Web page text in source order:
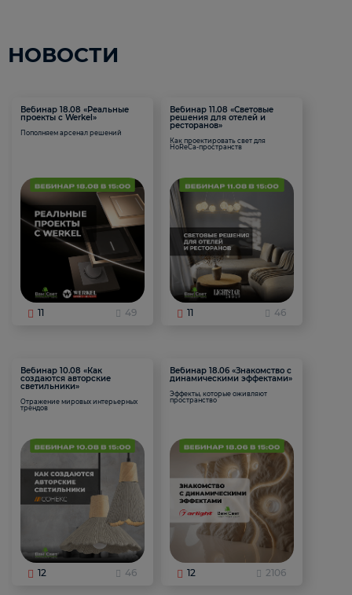
НОВОСТИ
Вебинар 18.08 «Реальные
проекты с Werkel»
Пополняем арсенал решений
11 49
Вебинар 11.08 «Световые
решения для отелей и
ресторанов»
Как проектировать свет для
HoReCa-пространств
11 46
Вебинар 10.08 «Как
создаются авторские
светильники»
Отражение мировых интерьерных
трендов
12 46
Вебинар 18.06 «Знакомство с
динамическими эффектами»
Эффекты, которые оживляют
пространство
12 2106